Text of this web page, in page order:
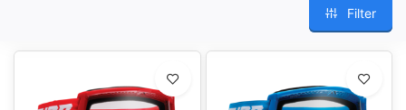
Filter